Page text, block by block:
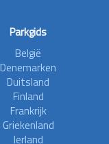
Parkgids
België
Denemarken
Duitsland
Finland
Frankrijk
Griekenland
Ierland